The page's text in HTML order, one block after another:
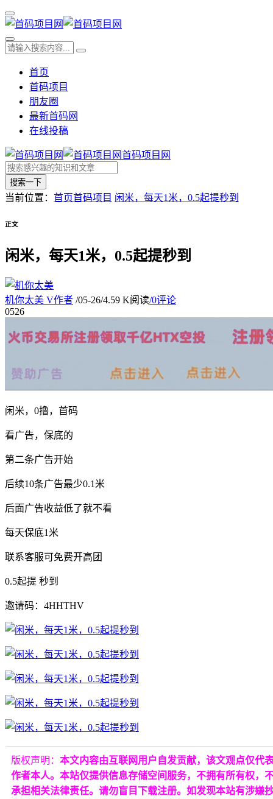
首页
首码项目
朋友圈
最新首码网
在线投稿
首码项目网
搜索一下
当前位置： 首页首码项目 闲米，每天1米，0.5起提秒到
正文
闲米，每天1米，0.5起提秒到
机你太美 V作者 /05-26/4.59 K阅读/0评论
0526
闲米，0撸，首码
看广告，保底的
第二条广告开始
后续10条广告最少0.1米
后面广告收益低了就不看
每天保底1米
联系客服可免费开高团
0.5起提 秒到
邀请码：4HHTHV
版权声明： 本文内容由互联网用户自发贡献，该文观点仅代
作者本人。本站仅提供信息存储空间服务，不拥有所有权，
承担相关法律责任。请勿盲目下载注册。如发现本站有涉嫌